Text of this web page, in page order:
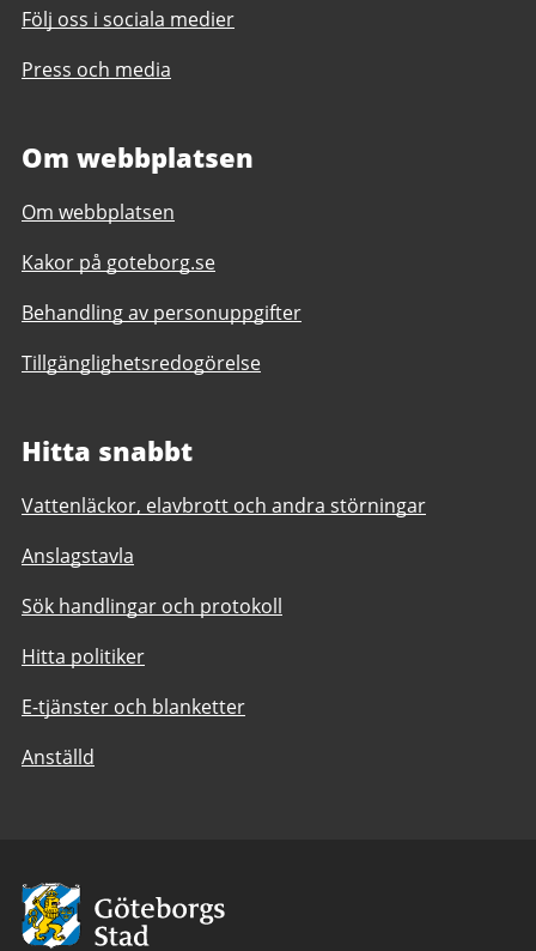
Följ oss i sociala medier
Press och media
Om webbplatsen
Om webbplatsen
Kakor på goteborg.se
Behandling av personuppgifter
Tillgänglighetsredogörelse
Hitta snabbt
Vattenläckor, elavbrott och andra störningar
Anslagstavla
Sök handlingar och protokoll
Hitta politiker
E-tjänster och blanketter
Anställd
Avsändare:
Göteborgs